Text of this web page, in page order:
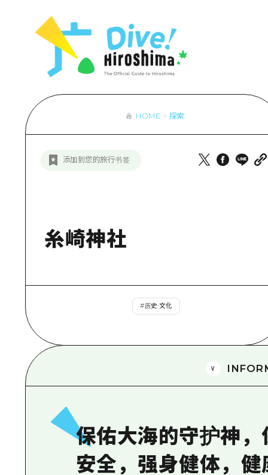
HOME 探索
添加到您的旅行书签
糸崎神社
#历史·文化
保佑大海的守护神
安全，强身健体，健